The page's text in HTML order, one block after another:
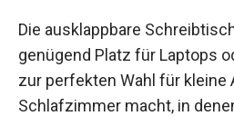
Die ausklappbare
genügend Platz für Laptops
zur perfekten Wahl für kleine
Schlafzimmer macht, in